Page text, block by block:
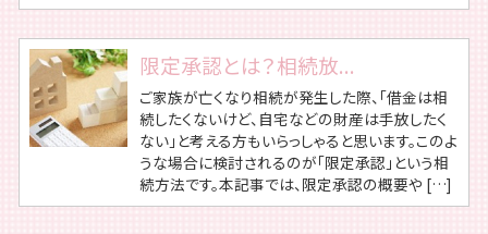
限定承認とは？相続放...
ご家族が亡くなり相続が発生した際、「借金は相
続したくないけど、自宅などの財産は手放したく
ない」と考える方もいらっしゃると思います。このよ
うな場合に検討されるのが「限定承認」という相
続方法です。本記事では、限定承認の概要や […]